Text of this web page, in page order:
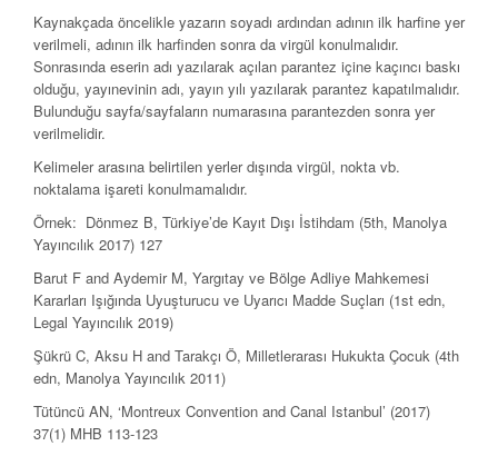
Kaynakçada öncelikle yazarın soyadı ardından adının ilk harfine yer
verilmeli, adının ilk harfinden sonra da virgül konulmalıdır.
Sonrasında eserin adı yazılarak açılan parantez içine kaçıncı baskı
olduğu, yayınevinin adı, yayın yılı yazılarak parantez kapatılmalıdır.
Bulunduğu sayfa/sayfaların numarasına parantezden sonra yer
verilmelidir.
Kelimeler arasına belirtilen yerler dışında virgül, nokta vb.
noktalama işareti konulmamalıdır.
Örnek: Dönmez B, Türkiye’de Kayıt Dışı İstihdam (5th, Manolya
Yayıncılık 2017) 127
Barut F and Aydemir M, Yargıtay ve Bölge Adliye Mahkemesi
Kararları Işığında Uyuşturucu ve Uyarıcı Madde Suçları (1st edn,
Legal Yayıncılık 2019)
Şükrü C, Aksu H and Tarakçı Ö, Milletlerarası Hukukta Çocuk (4th
edn, Manolya Yayıncılık 2011)
Tütüncü AN, ‘Montreux Convention and Canal Istanbul’ (2017)
37(1) MHB 113-123